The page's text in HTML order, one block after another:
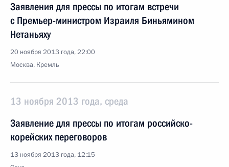
Заявления для прессы по итогам встречи
с Премьер-министром Израиля Биньямином
Нетаньяху
20 ноября 2013 года, 22:00
Москва, Кремль
13 ноября 2013 года, среда
Заявление для прессы по итогам российско-
корейских переговоров
13 ноября 2013 года, 12:15